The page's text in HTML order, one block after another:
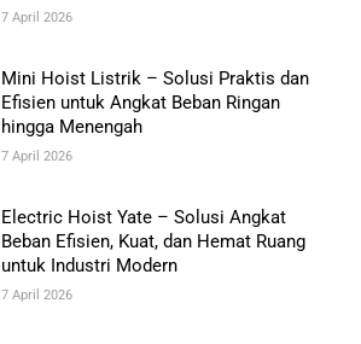
7 April 2026
Mini Hoist Listrik – Solusi Praktis dan
Efisien untuk Angkat Beban Ringan
hingga Menengah
7 April 2026
Electric Hoist Yate – Solusi Angkat
Beban Efisien, Kuat, dan Hemat Ruang
untuk Industri Modern
7 April 2026